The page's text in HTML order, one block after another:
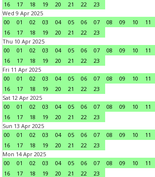
16
17 18 19 20 21 22
23
Wed 9 Apr 2025
00
01 02 03 04 05 06 07 08 09 10 11
16
17 18 19 20 21 22
23
Thu 10 Apr 2025
00
01 02 03 04 05 06 07 08 09 10 11
16
17 18 19 20 21 22
23
Fri 11 Apr 2025
00
01 02 03 04 05 06 07 08 09 10 11
16
17 18 19 20 21 22
23
Sat 12 Apr 2025
00
01 02 03 04 05 06 07 08 09 10 11
16
17 18 19 20 21 22
23
Sun 13 Apr 2025
00
01 02 03 04 05 06 07 08 09 10 11
16
17 18 19 20 21 22
23
Mon 14 Apr 2025
00
01 02 03 04 05 06 07 08 09 10 11
16
17 18 19 20 21 22
23